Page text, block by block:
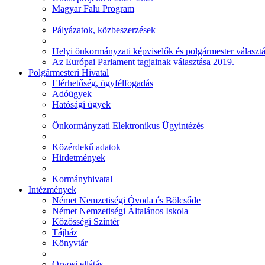
Magyar Falu Program
Pályázatok, közbeszerzések
Helyi önkormányzati képviselők és polgármester
Az Európai Parlament tagjainak választása 2019.
Polgármesteri Hivatal
Elérhetőség, ügyfélfogadás
Adóügyek
Hatósági ügyek
Önkormányzati Elektronikus Ügyintézés
Közérdekű adatok
Hirdetmények
Kormányhivatal
Intézmények
Német Nemzetiségi Óvoda és Bölcsőde
Német Nemzetiségi Általános Iskola
Közösségi Színtér
Tájház
Könyvtár